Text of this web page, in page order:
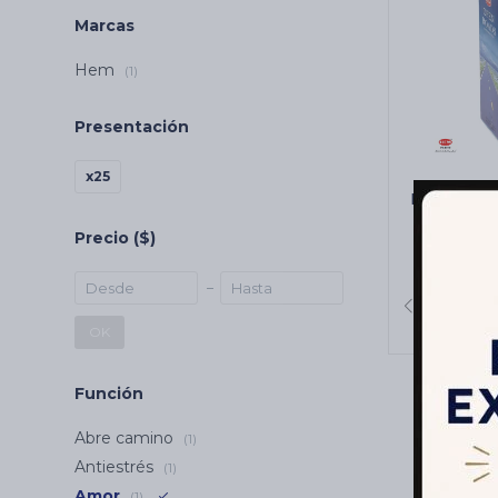
Marcas
Hem (1)
Presentación
x25
Precio ($)
Función
Abre camino (1)
Antiestrés (1)